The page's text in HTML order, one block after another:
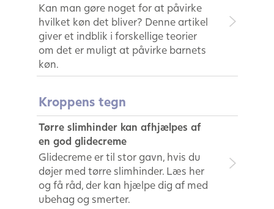
Kan man gøre noget for at påvirke
hvilket køn det bliver? Denne artikel
giver et indblik i forskellige teorier
om det er muligt at påvirke barnets
køn.
Kroppens tegn
Tørre slimhinder kan afhjælpes af
en god glidecreme
Glidecreme er til stor gavn, hvis du
døjer med tørre slimhinder. Læs her
og få råd, der kan hjælpe dig af med
ubehag og smerter.